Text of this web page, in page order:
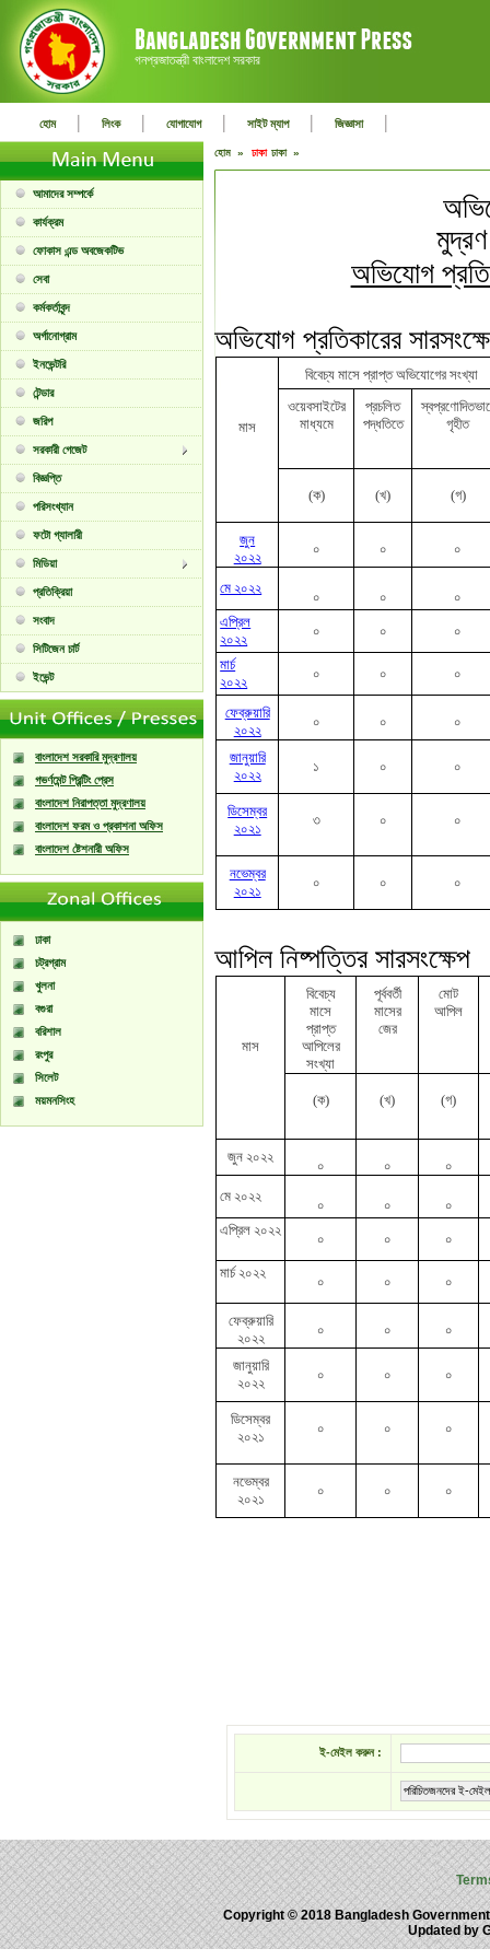
গনপ্রজাতন্ত্রী বাংলাদেশ সরকার
হোম | লিংক | যোগাযোগ | সাইট ম্যাপ | জিজ্ঞাসা |
আমাদের সম্পর্কে
কার্যক্রম
ফোকাস এন্ড অবজেকটিভ
সেবা
কর্মকর্তাবৃন্দ
অর্গানোগ্রাম
ইনভেন্টরি
টেন্ডার
জরিপ
সরকারী গেজেট
বিজ্ঞপ্তি
পরিসংখ্যান
ফটো গ্যালারী
মিডিয়া
প্রতিক্রিয়া
সংবাদ
সিটিজেন চার্ট
ইভেন্ট
বাংলাদেশ সরকারি মুদ্রণালয়
গভর্ণমেন্ট প্রিন্টিং প্রেস
বাংলাদেশ নিরাপত্তা মুদ্রণালয়
বাংলাদেশ ফরম ও প্রকাশনা অফিস
বাংলাদেশ ষ্টেশনারী অফিস
ঢাকা
চট্রগ্রাম
খুলনা
বগুরা
বরিশাল
রংপুর
সিলেট
ময়মনসিংহ
হোম » ঢাকা ঢাকা »
অভিযোগ
অভিযোগ প্রতিকারের
মাস
বিবেচ্য মাসে প্রাপ্ত অভিযোগের সংখ্যা
ওয়েবসাইটের
মাধ্যমে
প্রচলিত
পদ্ধতিতে
গৃহীত
(ক) (খ) (গ)
জুন
২০২২
০ ০ ০
মে ২০২২
০ ০
০
এপ্রিল
২০২২
০ ০ ০
মার্চ
২০২২
০ ০ ০
ফেব্রুয়ারি
২০২২
০ ০ ০
জানুয়ারি
২০২২
১ ০ ০
ডিসেম্বর
২০২১
৩ ০ ০
নভেম্বর
২০২১
০ ০ ০
আপিল নিষ্পত্তির সারসংক্ষেপ
মাস
বিবেচ্য
মাসে
প্রাপ্ত
আপিলের
সংখ্যা
পূর্ববর্তী
মাসের
জের
মোট
আপিল
(ক) (খ) (গ)
জুন ২০২২
০ ০
০
মে ২০২২
০ ০
০
এপ্রিল ২০২২
০ ০ ০
মার্চ ২০২২
০ ০ ০
ফেব্রুয়ারি
২০২২
০ ০ ০
জানুয়ারি
২০২২
০ ০ ০
ডিসেম্বর
২০২১
০ ০ ০
নভেম্বর
২০২১
০ ০ ০
ই-মেইল করুন :
পরিচিতজনদের ই-মেইল
Copyright © 2018 Bangladesh
Updated by